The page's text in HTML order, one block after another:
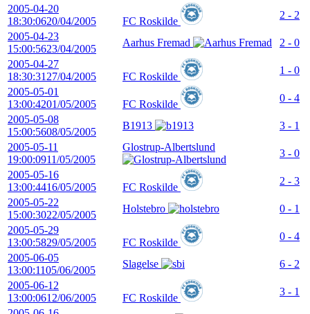
2005-04-20
18:30:0620/04/2005 FC Roskilde
2 - 2
2005-04-23
15:00:5623/04/2005
Aarhus Fremad
2 - 0
2005-04-27
18:30:31 27/04/2005 FC Roskilde
1 - 0
2005-05-01
13:00:4201/05/2005 FC Roskilde
0 - 4
2005-05-08
15:00:5608/05/2005
B1913
3 - 1
2005-05-11
19:00:0911/05/2005
Glostrup-Albertslund
3 - 0
2005-05-16
13:00:4416/05/2005 FC Roskilde
2 - 3
2005-05-22
15:00:3022/05/2005
Holstebro
0 - 1
2005-05-29
13:00:5829/05/2005 FC Roskilde
0 - 4
2005-06-05
13:00:1105/06/2005
Slagelse
6 - 2
2005-06-12
13:00:0612/06/2005 FC Roskilde
3 - 1